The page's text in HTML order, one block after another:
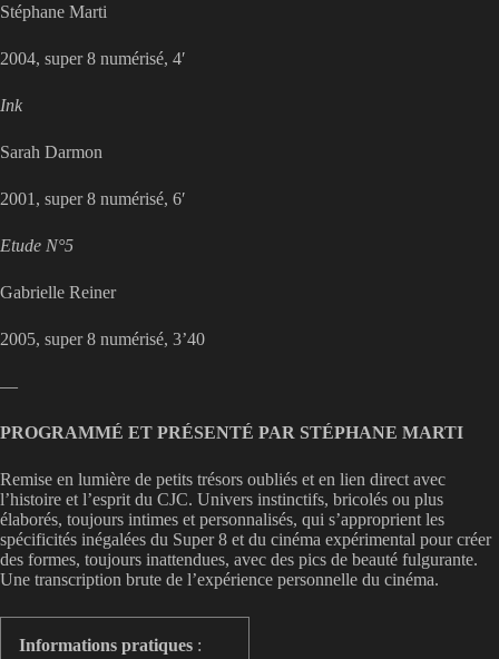
Stéphane Marti
2004, super 8 numérisé, 4′
Ink
Sarah Darmon
2001, super 8 numérisé, 6′
Etude N°5
Gabrielle Reiner
2005, super 8 numérisé, 3’40
—
PROGRAMMÉ ET PRÉSENTÉ PAR STÉPHANE MARTI
Remise en lumière de petits trésors oubliés et en lien direct avec
l’histoire et l’esprit du CJC. Univers instinctifs, bricolés ou plus
élaborés, toujours intimes et personnalisés, qui s’approprient les
spécificités inégalées du Super 8 et du cinéma expérimental pour créer
des formes, toujours inattendues, avec des pics de beauté fulgurante.
Une transcription brute de l’expérience personnelle du cinéma.
Informations pratiques :